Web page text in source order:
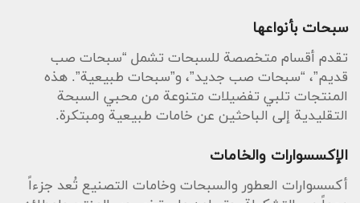
سبحات بأنواعها
تقدم أقسام متخصصة للسبحات تشمل “سبحات صب
قديم”، “سبحات صب جديد”، و”سبحات طبيعية”. هذه
المنتجات تلبي تفضيلات متنوعة من محبي السبحة
التقليدية إلى الباحثين عن خامات طبيعية ومبتكرة.
الإكسسوارات والخامات
أكسسوارات العطور والسبحات وخامات التصنيع تُعد جزءاً